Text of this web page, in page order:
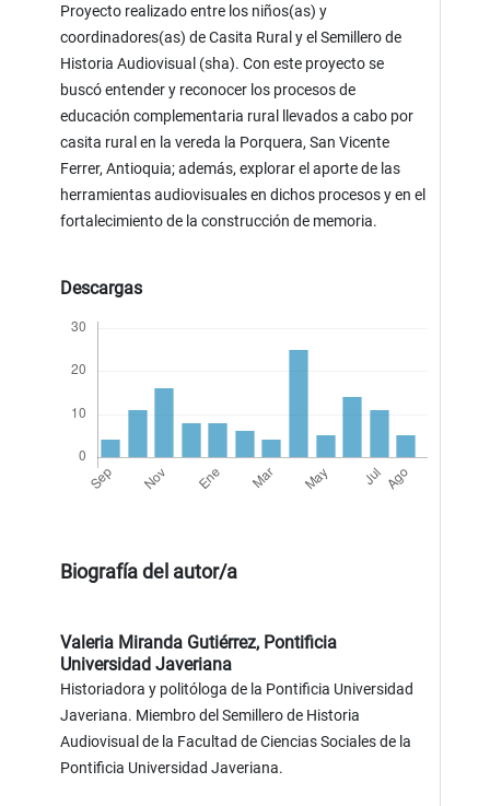
Proyecto realizado entre los niños(as) y
coordinadores(as) de Casita Rural y el Semillero de
Historia Audiovisual (sha). Con este proyecto se
buscó entender y reconocer los procesos de
educación complementaria rural llevados a cabo por
casita rural en la vereda la Porquera, San Vicente
Ferrer, Antioquia; además, explorar el aporte de las
herramientas audiovisuales en dichos procesos y en el
fortalecimiento de la construcción de memoria.
Descargas
Biografía del autor/a
Valeria Miranda Gutiérrez, Pontificia
Universidad Javeriana
Historiadora y politóloga de la Pontificia Universidad
Javeriana. Miembro del Semillero de Historia
Audiovisual de la Facultad de Ciencias Sociales de la
Pontificia Universidad Javeriana.